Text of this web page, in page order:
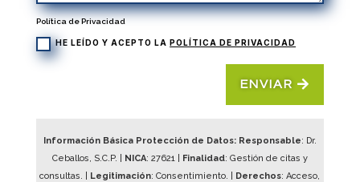
Política de Privacidad
HE LEÍDO Y ACEPTO LA POLÍTICA DE PRIVACIDAD
ENVIAR
Información Básica Protección de Datos: Responsable: Dr.
Ceballos, S.C.P. |
NICA: 27621| Finalidad: Gestión de citas y
consultas. |
Legitimación: Consentimiento. | Derechos: Acceso,